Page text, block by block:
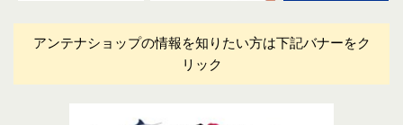
アンテナショップの情報を知りたい方は下記バナーをク
リック